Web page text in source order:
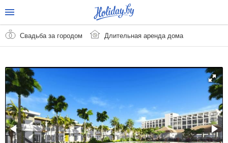
Свадьба за городом Длительная аренда дома